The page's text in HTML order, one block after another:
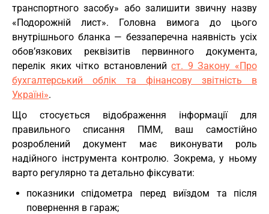
транспортного засобу» або залишити звичну назву
«Подорожній лист». Головна вимога до цього
внутрішнього бланка — беззаперечна наявність усіх
обов’язкових реквізитів первинного документа,
перелік яких чітко встановленийст. 9 Закону «Про
бухгалтерський облік та фінансову звітність в
Україні».
Що стосується відображення інформації для
правильного списання ПММ, ваш самостійно
розроблений документ має виконувати роль
надійного інструмента контролю. Зокрема, у ньому
варто регулярно та детально фіксувати:
показники спідометра перед виїздом та після
повернення в гараж;